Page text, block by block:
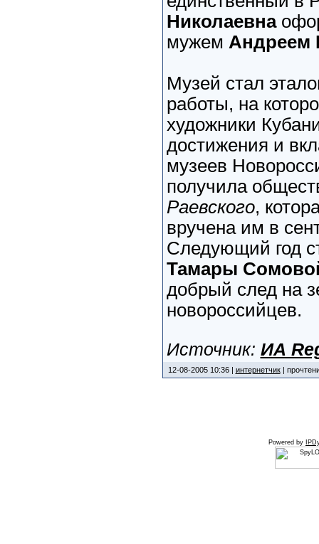
Николаевна
мужем Андреем
Музей стал
работы, на
художники
достижения и
музеев
получила
Раевского,
вручена им в
Следующий год
Тамары
добрый след на
новороссийцев.
Источник: ИА
12-08-2005 10:36 | интернетчик|
Powered by